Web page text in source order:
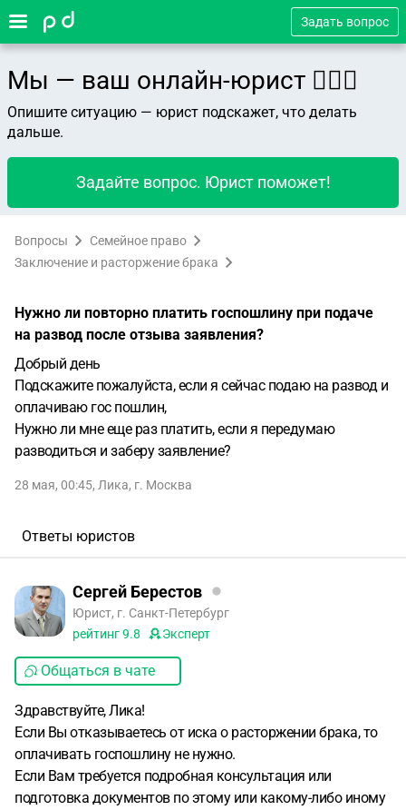
Задать вопрос
Мы — ваш онлайн-юрист 👨🏻‍⚖️
Опишите ситуацию — юрист подскажет, что делать
дальше.
Задайте вопрос. Юрист поможет!
Вопросы
Семейное право
Заключение и расторжение брака
Нужно ли повторно платить госпошлину при подаче
на развод после отзыва заявления?
Добрый день
Подскажите пожалуйста, если я сейчас подаю на развод и
оплачиваю гос пошлин,
Нужно ли мне еще раз платить, если я передумаю
разводиться и заберу заявление?
28 мая, 00:45, Лика, г. Москва
Ответы юристов
Сергей Берестов
Юрист, г. Санкт-Петербург
рейтинг9.8 Эксперт
Общаться в чате
Здравствуйте, Лика!
Если Вы отказываетесь от иска о расторжении брака, то
оплачивать госпошлину не нужно.
Если Вам требуется подробная консультация или
подготовка документов по этому или какому-либо иному